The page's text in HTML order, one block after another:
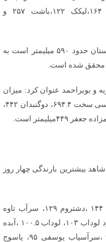
۱۳۸،مارگون ۲۵۲،لنده ۲۳۷،چرام ۱۸۹،دهدشت ۱۶۴،لیکک ۱۲۲،باشت ۲۵۷ و
وی تاکید کرد:میانگین بلندمدت سالیانه باران در استان حدود ۵۹۰ میلیمتر است به
و بویراحمد عنوان کرد: میزان
بارش بلند مدت سالانه در ایستگاه یاسوج ۷۹۵.۴، سی سخت ۶۹۴.۴، دوگنبدان ۴۴۲،
گنجگان با ۱۵۰میلیمتر شاهد بیشترین بارندگی چهار روز
وی افزود: این سامانه در ستنگان ۱۵۰،تنگ سرخ ۱۴۴ ،دشتروم ۱۲۹، سرآب تاوه
۱۲۲.۵ ،منصورخانی کاکان ۱۲۲، کالوس ۱۰۶ ،آبمورد لوداب ۱۰۳، لوداب ۱۰۰.۵ ،آبده
گاه ۹۸ ،دلی خمسیر ۹۷ ،بوستان ۹۶، وزگ ۹۵.۵ ،سرآسیاب یوسفی ۹۵، یاسوج